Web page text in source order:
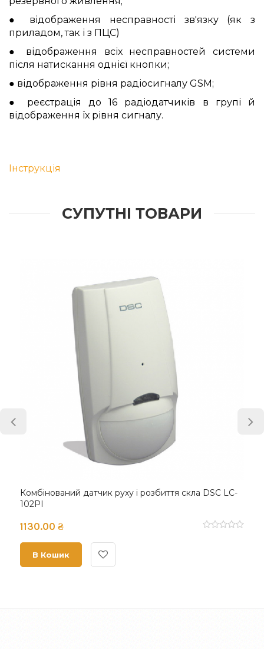
● відображення несправності зв'язку (як з
приладом, так і з ПЦС)
● відображення всіх несправностей системи
після натискання однієї кнопки;
● відображення рівня радіосигналу GSM;
● реєстрація до 16 радіодатчиків в групі й
відображення їх рівня сигналу.
Інструкція
СУПУТНІ ТОВАРИ
Комбінований датчик руху і розбиття скла DSC LC-
102PI
1130.00 ₴
В Кошик